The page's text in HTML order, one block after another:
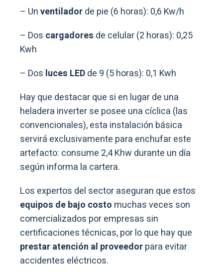
– Unventiladorde pie (6 horas): 0,6 Kw/h
– Dos cargadores de celular (2 horas): 0,25
Kwh
– Dos luces LEDde 9 (5 horas): 0,1 Kwh
Hay que destacar que si en lugar de una
heladera inverter se posee una cíclica (las
convencionales), esta instalación básica
servirá exclusivamente para enchufar este
artefacto: consume 2,4 Khw durante un día
según informa la cartera.
Los expertos del sector aseguran que estos
equipos de bajo costo muchas veces son
comercializados por empresas sin
certificaciones técnicas, por lo que hay que
prestar atención al proveedorpara evitar
accidentes eléctricos.